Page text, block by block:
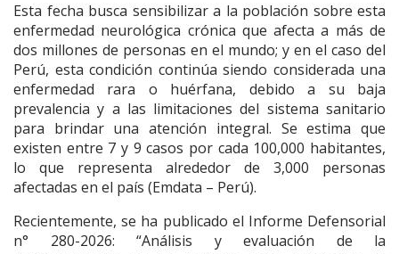
Esta fecha busca sensibilizar a la población sobre esta
enfermedad neurológica crónica que afecta a más de
dos millones de personas en el mundo; y en el caso del
Perú, esta condición continúa siendo considerada una
enfermedad rara o huérfana, debido a su baja
prevalencia y a las limitaciones del sistema sanitario
para brindar una atención integral. Se estima que
existen entre 7 y 9 casos por cada 100,000 habitantes,
lo que representa alrededor de 3,000 personas
afectadas en el país (Emdata – Perú).
Recientemente, se ha publicado el Informe Defensorial
n° 280-2026: “Análisis y evaluación de la